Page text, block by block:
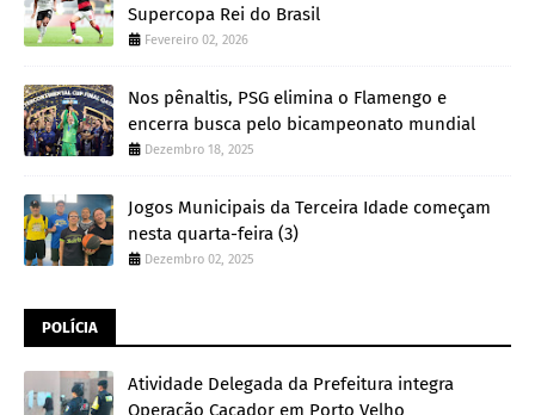
Supercopa Rei do Brasil
Fevereiro 02, 2026
Nos pênaltis, PSG elimina o Flamengo e
encerra busca pelo bicampeonato mundial
Dezembro 18, 2025
Jogos Municipais da Terceira Idade começam
nesta quarta-feira (3)
Dezembro 02, 2025
POLÍCIA
Atividade Delegada da Prefeitura integra
Operação Caçador em Porto Velho